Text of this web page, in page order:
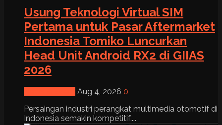
Usung Teknologi Virtual SIM
Pertama untuk Pasar Aftermarket
Indonesia Tomiko Luncurkan
Head Unit Android RX2 di GIIAS
2026
Aug 4, 2026 0
Persaingan industri perangkat multimedia otomotif di
Indonesia semakin kompetitif....